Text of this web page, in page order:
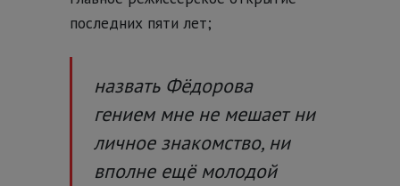
последних пяти лет;
назвать Фёдорова
гением мне не мешает ни
личное знакомство, ни
вполне ещё молодой